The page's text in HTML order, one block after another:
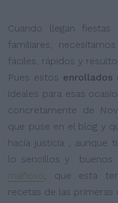
Cuando llegan
familiares,
fáciles, rápidos y
Pues estos enrollados
ideales para esas
concretamente de
que puse en el blog y
hacía justicia , aunque
lo sencillos y buenos
mañoso, que esta
recetas de las primeras